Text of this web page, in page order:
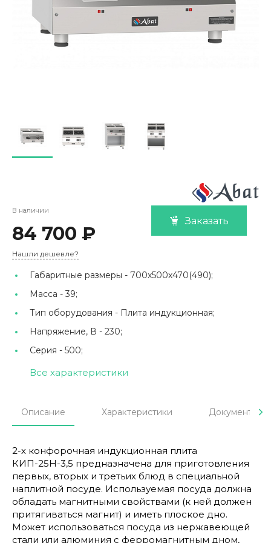
В наличии
84 700 ₽
Заказать
Нашли дешевле?
Габаритные размеры - 700х500х470(490);
Масса - 39;
Тип оборудования - Плита индукционная;
Напряжение, В - 230;
Серия - 500;
Все характеристики
Описание Характеристики Документы
2-х конфорочная индукционная плита
КИП-25Н-3,5 предназначена для приготовления
первых, вторых и третьих блюд в специальной
наплитной посуде. Используемая посуда должна
обладать магнитными свойствами (к ней должен
притягиваться магнит) и иметь плоское дно.
Может использоваться посуда из нержавеющей
стали или алюминия с ферромагнитным дном,